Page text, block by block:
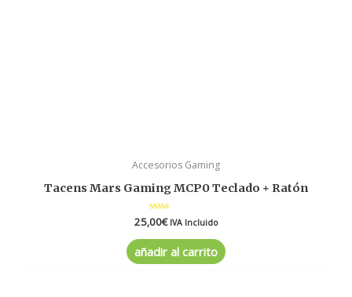
Accesorios Gaming
Tacens Mars Gaming MCP0 Teclado + Ratón
Valorado
en
0
de
5
25,00€ IVA Incluido
añadir al carrito